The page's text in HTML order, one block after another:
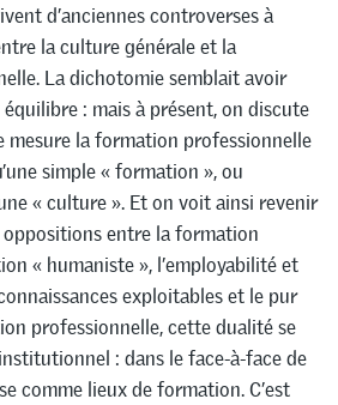
d’anciennes controverses à
la culture générale et la
La dichotomie semblait avoir
: mais à présent, on discute
mesure la formation professionnelle
simple « formation », ou
« culture ». Et on voit ainsi revenir
entre la formation
« humaniste », l’employabilité et
exploitables et le pur
professionnelle, cette dualité se
: dans le face-à-face de
comme lieux de formation. C’est